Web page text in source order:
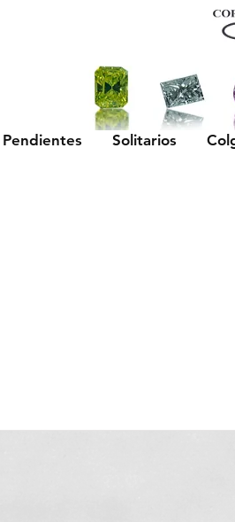
Pendientes Solitarios